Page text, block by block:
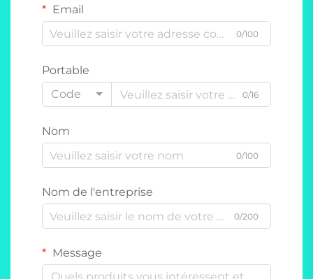
Email
0/100
Portable
Code
0/16
Nom
0/100
Nom de l'entreprise
0/200
Message